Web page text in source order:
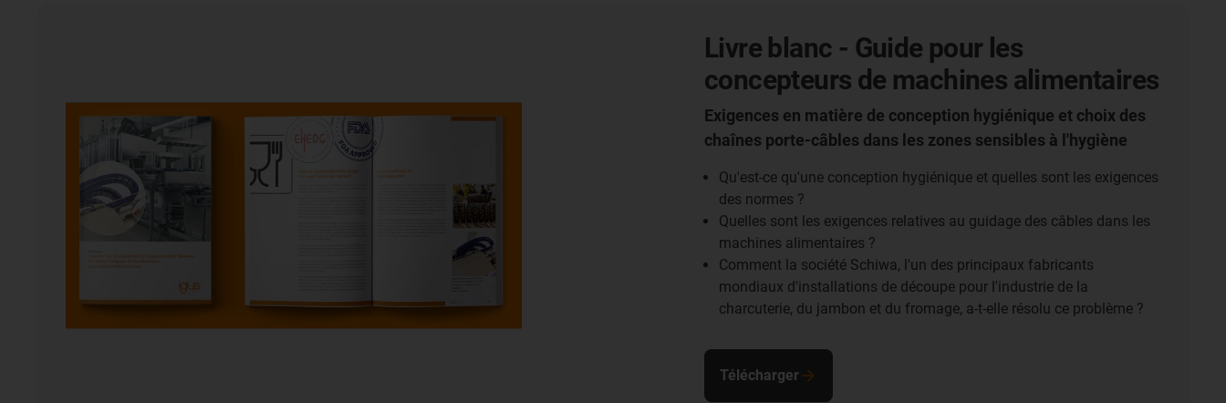
Livre blanc - Guide pour les
concepteurs de machines alimentaires
Exigences en matière de conception hygiénique et choix des
chaînes porte-câbles dans les zones sensibles à l'hygiène
Qu'est-ce qu'une conception hygiénique et quelles sont les exigences
des normes ?
Quelles sont les exigences relatives au guidage des câbles dans les
machines alimentaires ?
Comment la société Schiwa, l'un des principaux fabricants
mondiaux d'installations de découpe pour l'industrie de la
charcuterie, du jambon et du fromage, a-t-elle résolu ce problème ?
Télécharger